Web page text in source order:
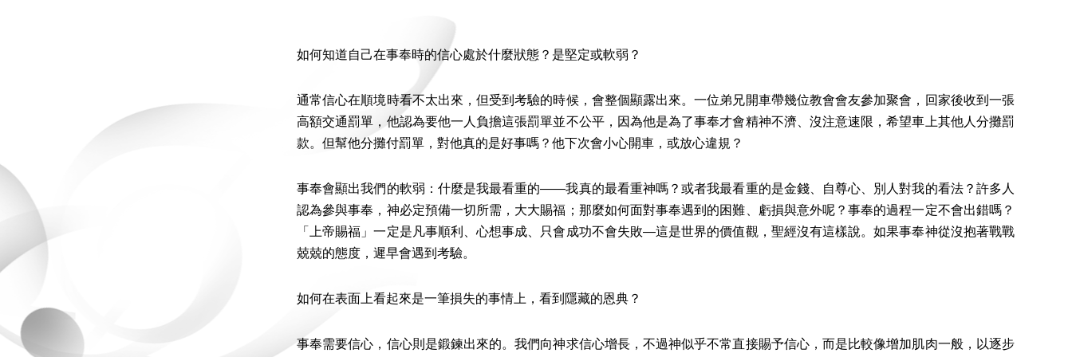
如何知道自己在事奉時的信心處於什麼狀態？是堅定或軟弱？
通常信心在順境時看不太出來，但受到考驗的時候，會整個顯露出來。一位弟兄開車帶幾位教會會友參加聚會，回家後收到一張
高額交通罰單，他認為要他一人負擔這張罰單並不公平，因為他是為了事奉才會精神不濟、沒注意速限，希望車上其他人分攤罰
款。但幫他分攤付罰單，對他真的是好事嗎？他下次會小心開車，或放心違規？
事奉會顯出我們的軟弱：什麼是我最看重的——我真的最看重神嗎？或者我最看重的是金錢、自尊心、別人對我的看法？許多人
認為參與事奉，神必定預備一切所需，大大賜福；那麼如何面對事奉遇到的困難、虧損與意外呢？事奉的過程一定不會出錯嗎？
「上帝賜福」一定是凡事順利、心想事成、只會成功不會失敗—這是世界的價值觀，聖經沒有這樣說。如果事奉神從沒抱著戰戰
兢兢的態度，遲早會遇到考驗。
如何在表面上看起來是一筆損失的事情上，看到隱藏的恩典？
事奉需要信心，信心則是鍛鍊出來的。我們向神求信心增長，不過神似乎不常直接賜予信心，而是比較像增加肌肉一般，以逐步